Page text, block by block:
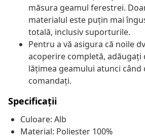
măsura geamul ferestrei.
materialul este puțin mai
totală, inclusiv suporturile.
Pentru a vă asigura că noile
acoperire completă, adăugați
lățimea geamului atunci când
comandați.
Specificații
Culoare: Alb
Material: Poliester 100%